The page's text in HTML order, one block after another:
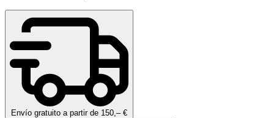
Envío gratuito a partir de 150,– €